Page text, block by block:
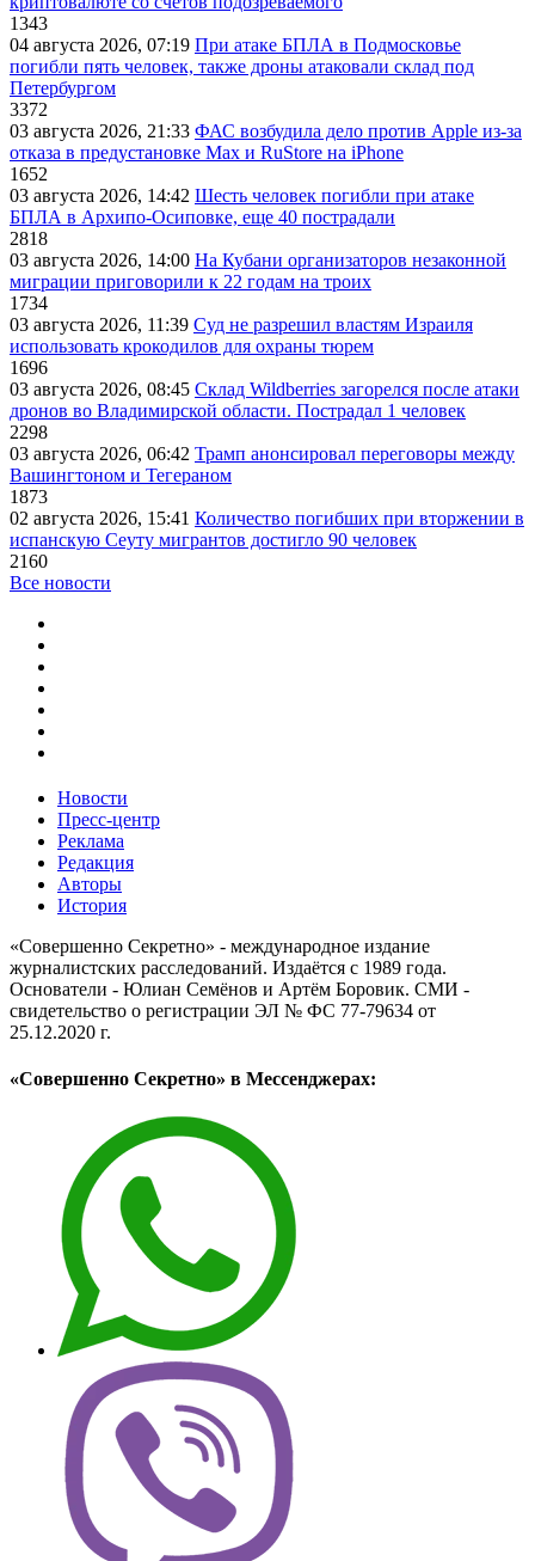
1343
04 августа 2026, 07:19 При атаке БПЛА в Подмосковье
погибли пять человек, также дроны атаковали склад под
Петербургом
3372
03 августа 2026, 21:33 ФАС возбудила дело против Apple из-за
отказа в предустановке Max и RuStore на iPhone
1652
03 августа 2026, 14:42 Шесть человек погибли при атаке
БПЛА в Архипо-Осиповке, еще 40 пострадали
2818
03 августа 2026, 14:00 На Кубани организаторов незаконной
миграции приговорили к 22 годам на троих
1734
03 августа 2026, 11:39 Суд не разрешил властям Израиля
использовать крокодилов для охраны тюрем
1696
03 августа 2026, 08:45 Склад Wildberries загорелся после атаки
дронов во Владимирской области. Пострадал 1 человек
2298
03 августа 2026, 06:42 Трамп анонсировал переговоры между
Вашингтоном и Тегераном
1873
02 августа 2026, 15:41 Количество погибших при вторжении в
испанскую Сеуту мигрантов достигло 90 человек
2160
Все новости
Новости
Пресс-центр
Реклама
Редакция
Авторы
История
«Совершенно Секретно» - международное издание
журналистских расследований. Издаётся с 1989 года.
Основатели - Юлиан Семёнов и Артём Боровик. CМИ -
свидетельство о регистрации ЭЛ № ФС 77-79634 от
25.12.2020 г.
«Совершенно Секретно» в Мессенджерах: